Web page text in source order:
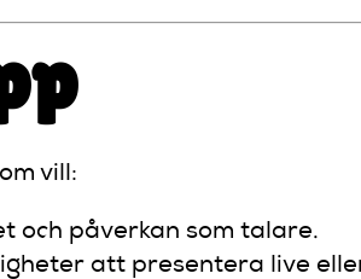
vill:
och påverkan som talare.
att presentera live